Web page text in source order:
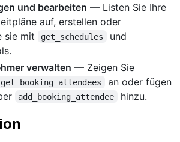
und bearbeiten — Listen Sie Ihre
auf, erstellen oder
sie mit
get_schedules
und
verwalten — Zeigen Sie
get_booking_attendees
an oder fügen
add_booking_attendee hinzu.